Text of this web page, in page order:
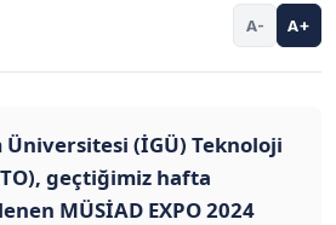
A- A+
(İGÜ) Teknoloji
geçtiğimiz hafta
MÜSİAD EXPO 2024